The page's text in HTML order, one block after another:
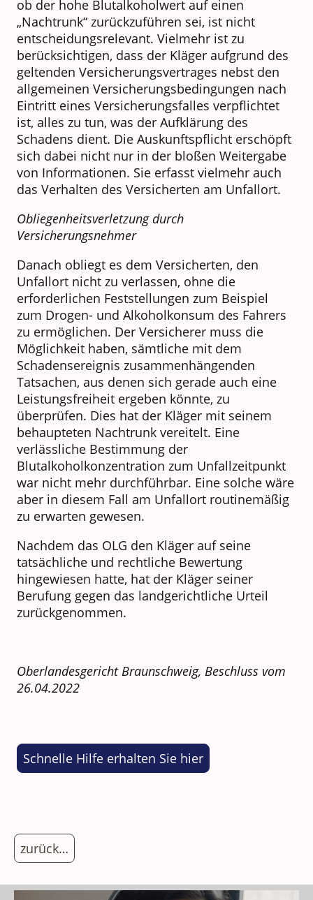
ob der hohe Blutalkoholwert auf einen
„Nachtrunk“ zurückzuführen sei, ist nicht
entscheidungsrelevant. Vielmehr ist zu
berücksichtigen, dass der Kläger aufgrund des
geltenden Versicherungsvertrages nebst den
allgemeinen Versicherungsbedingungen nach
Eintritt eines Versicherungsfalles verpflichtet
ist, alles zu tun, was der Aufklärung des
Schadens dient. Die Auskunftspflicht erschöpft
sich dabei nicht nur in der bloßen Weitergabe
von Informationen. Sie erfasst vielmehr auch
das Verhalten des Versicherten am Unfallort.
Obliegenheitsverletzung durch
Versicherungsnehmer
Danach obliegt es dem Versicherten, den
Unfallort nicht zu verlassen, ohne die
erforderlichen Feststellungen zum Beispiel
zum Drogen- und Alkoholkonsum des Fahrers
zu ermöglichen. Der Versicherer muss die
Möglichkeit haben, sämtliche mit dem
Schadensereignis zusammenhängenden
Tatsachen, aus denen sich gerade auch eine
Leistungsfreiheit ergeben könnte, zu
überprüfen. Dies hat der Kläger mit seinem
behaupteten Nachtrunk vereitelt. Eine
verlässliche Bestimmung der
Blutalkoholkonzentration zum Unfallzeitpunkt
war nicht mehr durchführbar. Eine solche wäre
aber in diesem Fall am Unfallort routinemäßig
zu erwarten gewesen.
Nachdem das OLG den Kläger auf seine
tatsächliche und rechtliche Bewertung
hingewiesen hatte, hat der Kläger seiner
Berufung gegen das landgerichtliche Urteil
zurückgenommen.
Oberlandesgericht Braunschweig, Beschluss vom
26.04.2022
Schnelle Hilfe erhalten Sie hier
zurück…